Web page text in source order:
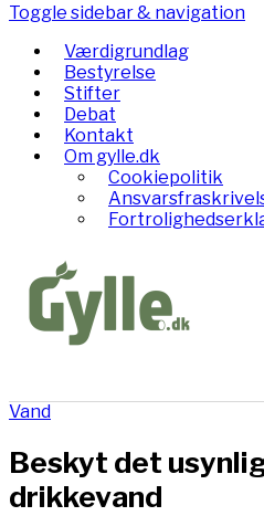
Toggle sidebar & navigation
Værdigrundlag
Bestyrelse
Stifter
Debat
Kontakt
Om gylle.dk
Cookiepolitik
Vand
Beskyt det
drikkevand